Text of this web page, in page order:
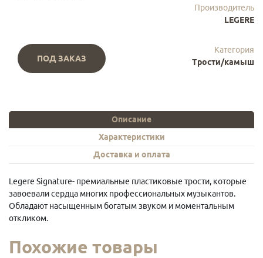
ПОД ЗАКАЗ
Производитель
LEGERE
Категория
Трости/камыш
Описание
Характеристики
Доставка и оплата
Legere Signature- премиальные пластиковые трости, которые
завоевали сердца многих профессиональных музыкантов.
Обладают насыщенным богатым звуком и моментальным
откликом.
Похожие товары